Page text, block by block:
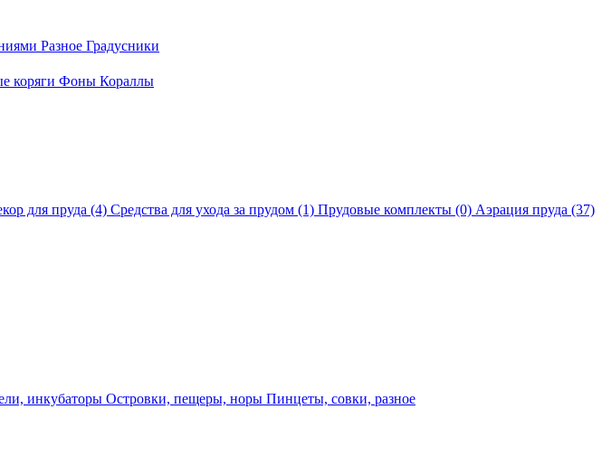
Разное Градусники
коряги Фоны Кораллы
для пруда (4) Средства для ухода за прудом (1) Прудовые комплекты (0) Аэрация пруда (37)
инкубаторы Островки, пещеры, норы Пинцеты, совки, разное